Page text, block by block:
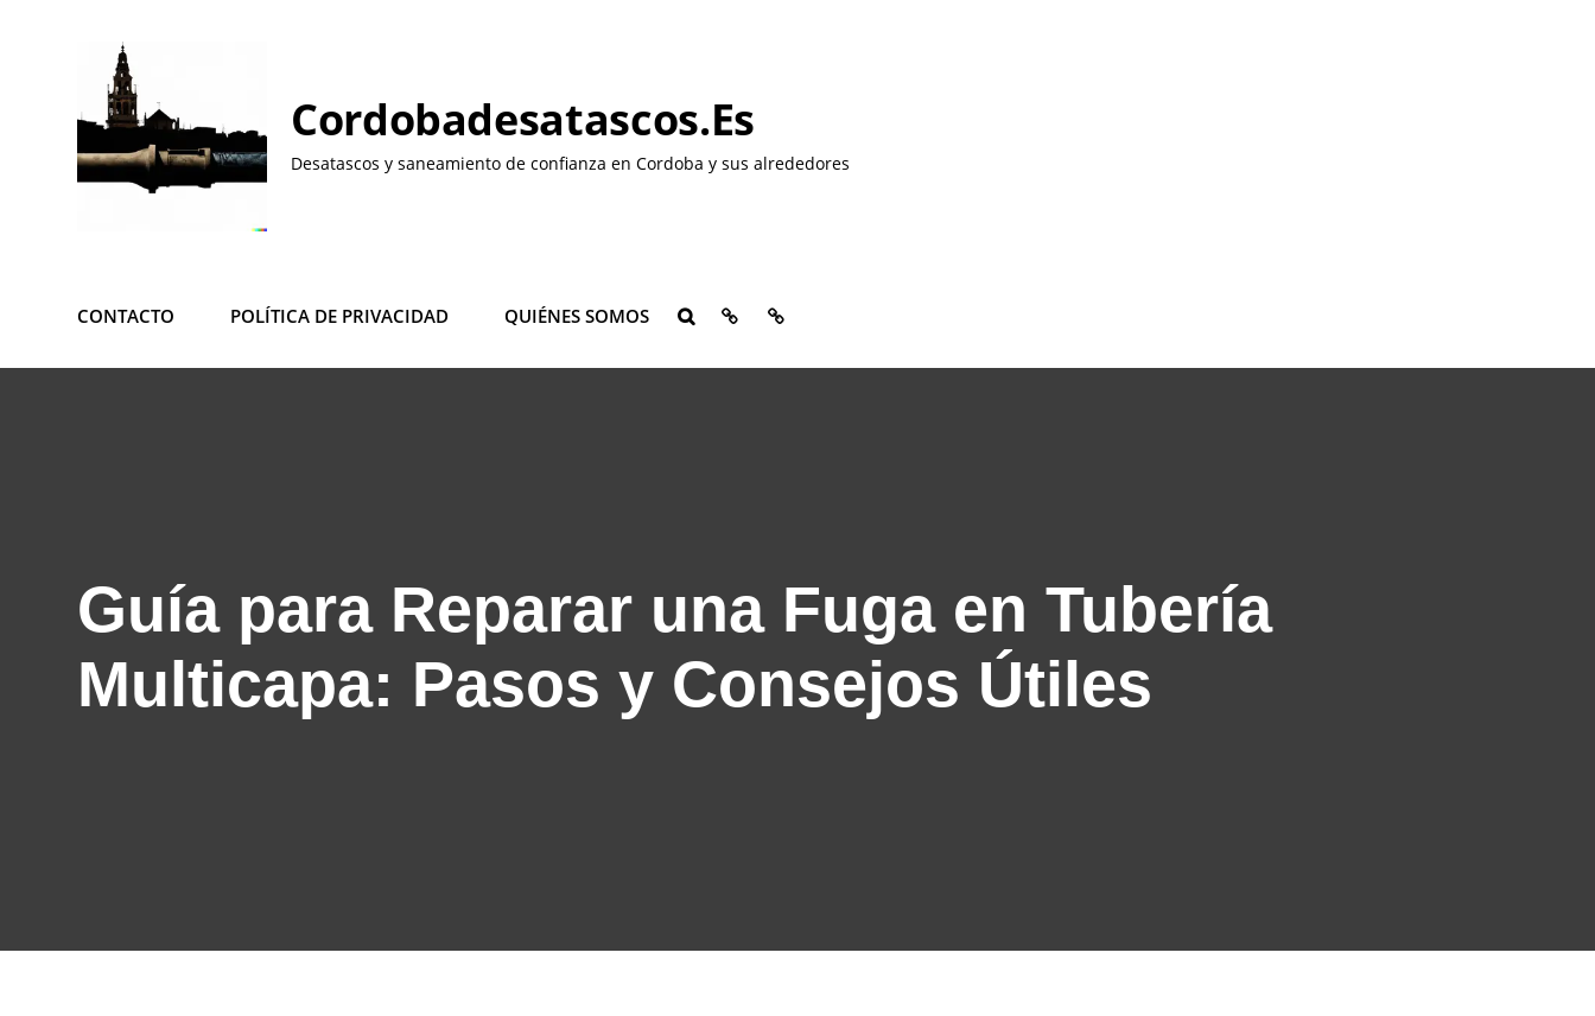
Cordobadesatascos.es
Desatascos y saneamiento de confianza en Cordoba y sus alrededores
CONTACTO POLÍTICA DE PRIVACIDAD QUIÉNES SOMOS BUSCARQUIÉNESCONTACTO
Guía para Reparar una Fuga en Tubería
Multicapa: Pasos y Consejos Útiles